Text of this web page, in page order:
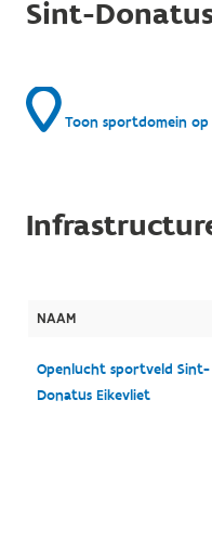
Sint-
Toon sportdomein
NAAM
Openlucht sportveld Sint-
Donatus Eikevliet